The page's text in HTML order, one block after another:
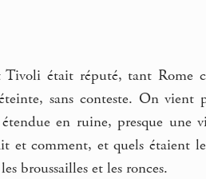
était réputé, tant Rome
sans conteste. On
étendue en ruine, presque
et comment, et quels étaient
broussailles et les ronces.